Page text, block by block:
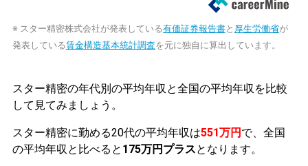
※ スター精密株式会社が発表している有価証券報告書と 厚生労働省が
発表している賃金構造基本統計調査を元に独自に算出しています。
スター精密の年代別の平均年収と全国の平均年収を比較
して見てみましょう。
スター精密に勤める20代の平均年収は551万円 で、全国
の平均年収と比べると 175万円プラスとなります。